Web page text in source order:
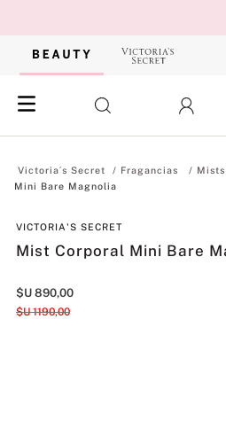
Fragancias
Mini Bare Magnolia
VICTORIA'S SECRET
Mist Corporal Mini Bare
$U 890,00
$U 1190,00